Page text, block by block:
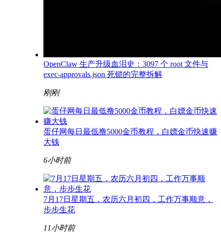
OpenClaw 生产升级血泪史：3097 个 root 文件与
exec-approvals.json 死锁的完整拆解
刚刚
蛋仔网每日最低撸5000金币教程，白嫖金币快速赚
大钱
6小时前
7月17日星期五，农历六月初四，工作万事顺意，
步步生花
11小时前